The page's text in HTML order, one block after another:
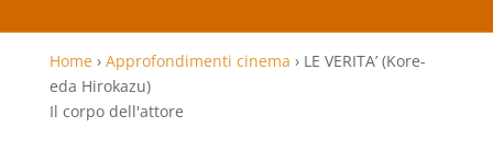
Home › Approfondimenti cinema › LE VERITA’ (Kore-
eda Hirokazu)
Il corpo dell'attore